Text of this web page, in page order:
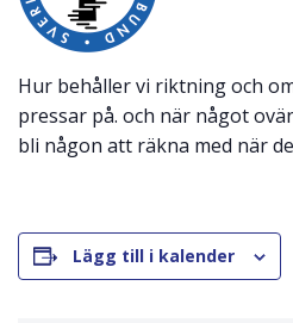
Hur behåller vi riktning och
pressar på. och när något
bli någon att räkna med när
Lägg till i kalender